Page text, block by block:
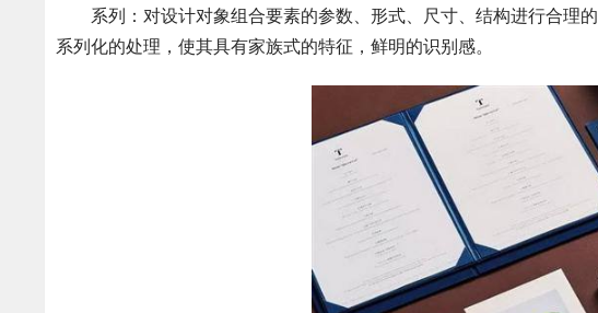
系列：对设计对象组合要素的参数、形式、尺寸、结构进行合理
系列化的处理，使其具有家族式的特征，鲜明的识别感。